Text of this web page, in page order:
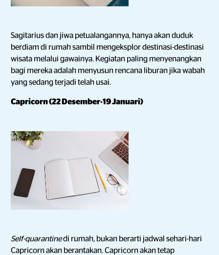
Sagitarius dan jiwa petualangannya, hanya akan duduk
berdiam di rumah sambil mengeksplor destinasi-destinasi
wisata melalui gawainya. Kegiatan paling menyenangkan
bagi mereka adalah menyusun rencana liburan jika wabah
yang sedang terjadi telah usai.
Capricorn (22 Desember-19 Januari)
Self-quarantinedi rumah, bukan berarti jadwal sehari-hari
Capricorn akan berantakan. Capricorn akan tetap